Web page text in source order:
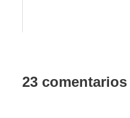
23